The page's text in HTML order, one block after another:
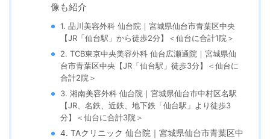
像も紹介
1. 品川美容外科 仙台院｜宮城県仙台市青葉区中央
【JR「仙台駅」から徒歩2分】＜仙台に合計1院＞
2. TCB東京中央美容外科 仙台広瀬通院｜宮城県仙
台市青葉区中央【JR「仙台駅」徒歩3分】＜仙台に
合計2院＞
3. 湘南美容外科 仙台院｜宮城県仙台市中村区名駅
【JR、名鉄、近鉄、地下鉄「仙台駅」より徒歩3
分】＜仙台に合計3院＞
4. TAクリニック 仙台院｜宮城県仙台市青葉区中